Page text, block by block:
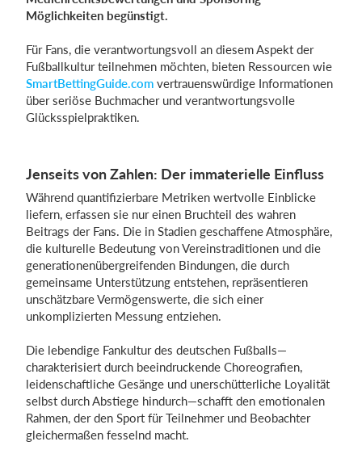
Möglichkeiten begünstigt.
Für Fans, die verantwortungsvoll an diesem Aspekt der
Fußballkultur teilnehmen möchten, bieten Ressourcen wie
SmartBettingGuide.com vertrauenswürdige Informationen
über seriöse Buchmacher und verantwortungsvolle
Glücksspielpraktiken.
Jenseits von Zahlen: Der immaterielle Einfluss
Während quantifizierbare Metriken wertvolle Einblicke
liefern, erfassen sie nur einen Bruchteil des wahren
Beitrags der Fans. Die in Stadien geschaffene Atmosphäre,
die kulturelle Bedeutung von Vereinstraditionen und die
generationenübergreifenden Bindungen, die durch
gemeinsame Unterstützung entstehen, repräsentieren
unschätzbare Vermögenswerte, die sich einer
unkomplizierten Messung entziehen.
Die lebendige Fankultur des deutschen Fußballs—
charakterisiert durch beeindruckende Choreografien,
leidenschaftliche Gesänge und unerschütterliche Loyalität
selbst durch Abstiege hindurch—schafft den emotionalen
Rahmen, der den Sport für Teilnehmer und Beobachter
gleichermaßen fesselnd macht.